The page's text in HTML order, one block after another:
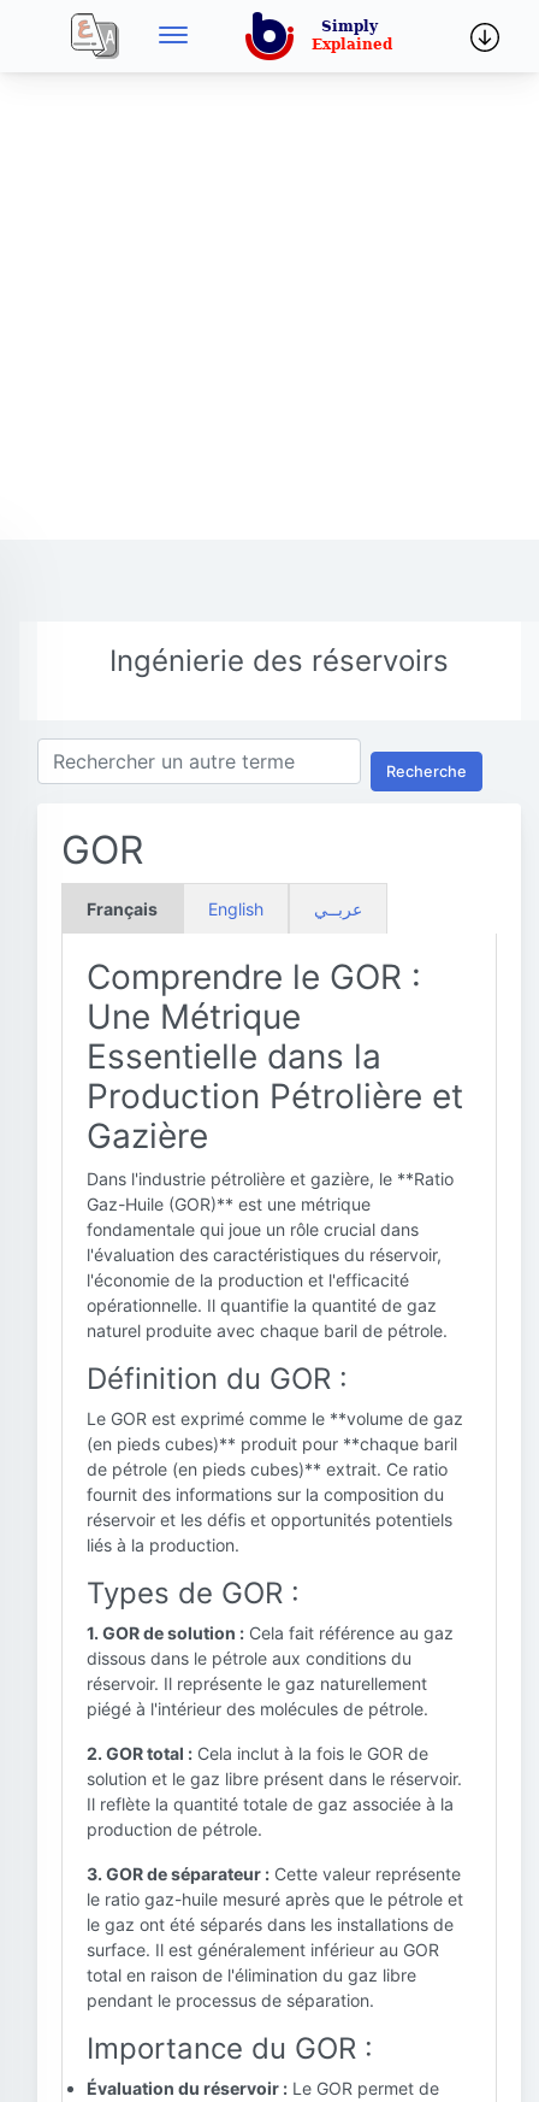
Ingénierie des réservoirs
Recherche
GOR
Français English عربــي
Comprendre le GOR :
Une Métrique
Essentielle dans la
Production Pétrolière et
Gazière
Dans l'industrie pétrolière et gazière, le **Ratio
Gaz-Huile (GOR)** est une métrique
fondamentale qui joue un rôle crucial dans
l'évaluation des caractéristiques du réservoir,
l'économie de la production et l'efficacité
opérationnelle. Il quantifie la quantité de gaz
naturel produite avec chaque baril de pétrole.
Définition du GOR :
Le GOR est exprimé comme le **volume de gaz
(en pieds cubes)** produit pour **chaque baril
de pétrole (en pieds cubes)** extrait. Ce ratio
fournit des informations sur la composition du
réservoir et les défis et opportunités potentiels
liés à la production.
Types de GOR :
1. GOR de solution : Cela fait référence au gaz
dissous dans le pétrole aux conditions du
réservoir. Il représente le gaz naturellement
piégé à l'intérieur des molécules de pétrole.
2. GOR total : Cela inclut à la fois le GOR de
solution et le gaz libre présent dans le réservoir.
Il reflète la quantité totale de gaz associée à la
production de pétrole.
3. GOR de séparateur : Cette valeur représente
le ratio gaz-huile mesuré après que le pétrole et
le gaz ont été séparés dans les installations de
surface. Il est généralement inférieur au GOR
total en raison de l'élimination du gaz libre
pendant le processus de séparation.
Importance du GOR :
Évaluation du réservoir : Le GOR permet de